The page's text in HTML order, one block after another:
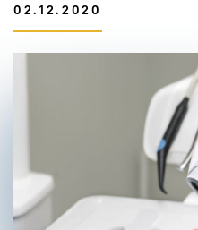
ГАГАРИНСКИЙ
ПН-СБ
02.12.2020